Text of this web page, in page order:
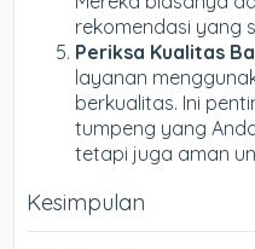
rekomendasi yang
Periksa Kualitas
layanan
berkualitas. Ini
tumpeng yang
tetapi juga aman
Kesimpulan